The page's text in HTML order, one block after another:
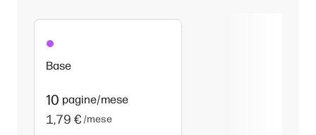
Base
10 pagine/mese
1,79 € /mese